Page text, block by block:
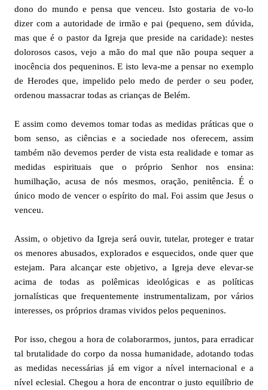
dono do mundo e pensa que venceu. Isto gostaria de vo-lo
dizer com a autoridade de irmão e pai (pequeno, sem dúvida,
mas que é o pastor da Igreja que preside na caridade): nestes
dolorosos casos, vejo a mão do mal que não poupa sequer a
inocência dos pequeninos. E isto leva-me a pensar no exemplo
de Herodes que, impelido pelo medo de perder o seu poder,
ordenou massacrar todas as crianças de Belém.
E assim como devemos tomar todas as medidas práticas que o
bom senso, as ciências e a sociedade nos oferecem, assim
também não devemos perder de vista esta realidade e tomar as
medidas espirituais que o próprio Senhor nos ensina:
humilhação, acusa de nós mesmos, oração, penitência. É o
único modo de vencer o espírito do mal. Foi assim que Jesus o
venceu.
Assim, o objetivo da Igreja será ouvir, tutelar, proteger e tratar
os menores abusados, explorados e esquecidos, onde quer que
estejam. Para alcançar este objetivo, a Igreja deve elevar-se
acima de todas as polêmicas ideológicas e as políticas
jornalísticas que frequentemente instrumentalizam, por vários
interesses, os próprios dramas vividos pelos pequeninos.
Por isso, chegou a hora de colaborarmos, juntos, para erradicar
tal brutalidade do corpo da nossa humanidade, adotando todas
as medidas necessárias já em vigor a nível internacional e a
nível eclesial. Chegou a hora de encontrar o justo equilíbrio de